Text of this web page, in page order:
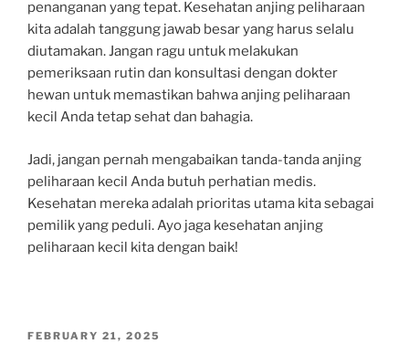
penanganan yang tepat. Kesehatan anjing peliharaan
kita adalah tanggung jawab besar yang harus selalu
diutamakan. Jangan ragu untuk melakukan
pemeriksaan rutin dan konsultasi dengan dokter
hewan untuk memastikan bahwa anjing peliharaan
kecil Anda tetap sehat dan bahagia.
Jadi, jangan pernah mengabaikan tanda-tanda anjing
peliharaan kecil Anda butuh perhatian medis.
Kesehatan mereka adalah prioritas utama kita sebagai
pemilik yang peduli. Ayo jaga kesehatan anjing
peliharaan kecil kita dengan baik!
POSTED
FEBRUARY 21, 2025